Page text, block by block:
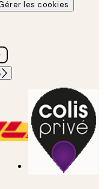
les cookies